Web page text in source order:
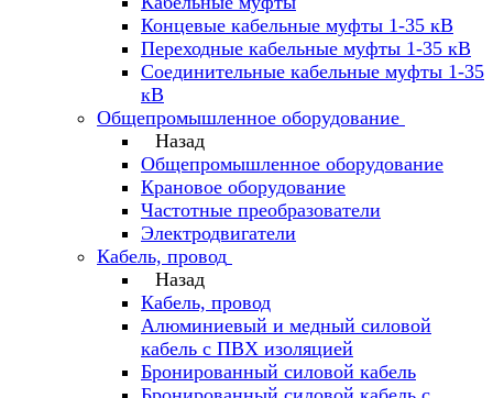
Концевые кабельные муфты 1-35 кВ
Переходные кабельные муфты 1-35 кВ
Соединительные кабельные муфты 1-35
кВ
Общепромышленное оборудование
Назад
Общепромышленное оборудование
Крановое оборудование
Частотные преобразователи
Электродвигатели
Кабель, провод
Назад
Кабель, провод
Алюминиевый и медный силовой
кабель с ПВХ изоляцией
Бронированный силовой кабель